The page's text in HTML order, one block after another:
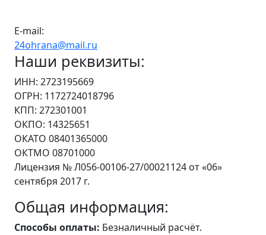
E-mail:
24ohrana@mail.ru
Наши реквизиты:
ИНН: 2723195669
ОГРН: 1172724018796
КПП: 272301001
ОКПО: 14325651
ОКАТО 08401365000
ОКТМО 08701000
Лицензия № Л056-00106-27/00021124 от «06»
сентября 2017 г.
Общая информация:
Способы оплаты: Безналичный расчёт.